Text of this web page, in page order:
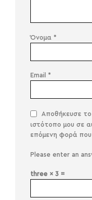
Όνομα *
Email *
Αποθήκευσε
ιστότοπο μου σε
επόμενη φορά
Please enter an
three × 3 =